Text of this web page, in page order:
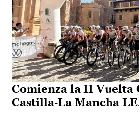
Comienza la II Vuelta
Castilla-La Mancha